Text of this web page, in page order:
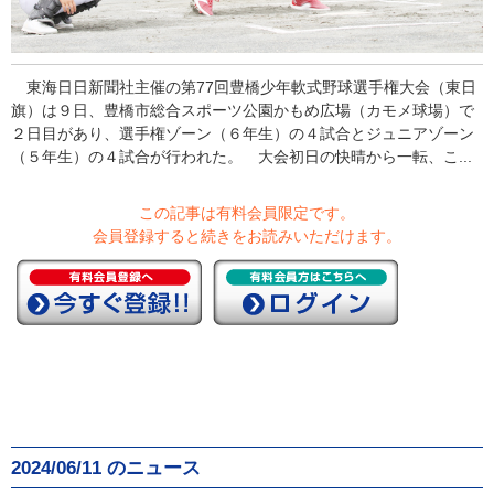
東海日日新聞社主催の第77回豊橋少年軟式野球選手権大会（東日
旗）は９日、豊橋市総合スポーツ公園かもめ広場（カモメ球場）で
２日目があり、選手権ゾーン（６年生）の４試合とジュニアゾーン
（５年生）の４試合が行われた。 大会初日の快晴から一転、こ...
この記事は有料会員限定です。
会員登録すると続きをお読みいただけます。
2024/06/11 のニュース